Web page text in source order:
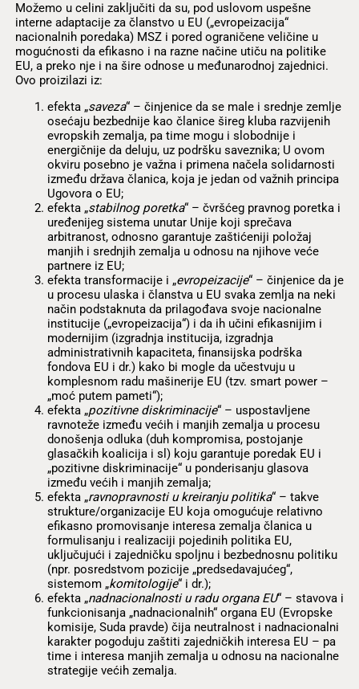
Možemo u celini zaključiti da su, pod uslovom uspešne
interne adaptacije za članstvo u EU („evropeizacija“
nacionalnih poredaka) MSZ i pored ograničene veličine u
mogućnosti da efikasno i na razne načine utiču na politike
EU, a preko nje i na šire odnose u međunarodnoj zajednici.
Ovo proizilazi iz:
efekta „saveza“ – činjenice da se male i srednje zemlje
osećaju bezbednije kao članice šireg kluba razvijenih
evropskih zemalja, pa time mogu i slobodnije i
energičnije da deluju, uz podršku saveznika; U ovom
okviru posebno je važna i primena načela solidarnosti
između država članica, koja je jedan od važnih principa
Ugovora o EU;
efekta „stabilnog poretka“ – čvršćeg pravnog poretka i
uređenijeg sistema unutar Unije koji sprečava
arbitranost, odnosno garantuje zaštićeniji položaj
manjih i srednjih zemalja u odnosu na njihove veće
partnere iz EU;
efekta transformacije i „evropeizacije“ – činjenice da je
u procesu ulaska i članstva u EU svaka zemlja na neki
način podstaknuta da prilagođava svoje nacionalne
institucije („evropeizacija“) i da ih učini efikasnijim i
modernijim (izgradnja institucija, izgradnja
administrativnih kapaciteta, finansijska podrška
fondova EU i dr.) kako bi mogle da učestvuju u
komplesnom radu mašinerije EU (tzv. smart power –
„moć putem pameti“);
efekta „pozitivne diskriminacije“ – uspostavljene
ravnoteže između većih i manjih zemalja u procesu
donošenja odluka (duh kompromisa, postojanje
glasačkih koalicija i sl) koju garantuje poredak EU i
„pozitivne diskriminacije“ u ponderisanju glasova
između većih i manjih zemalja;
efekta „ravnopravnosti u kreiranju politika“ – takve
strukture/organizacije EU koja omogućuje relativno
efikasno promovisanje interesa zemalja članica u
formulisanju i realizaciji pojedinih politika EU,
uključujući i zajedničku spoljnu i bezbednosnu politiku
(npr. posredstvom pozicije „predsedavajućeg“,
sistemom „komitologije“ i dr.);
efekta „nadnacionalnosti u radu organa EU“ – stavova i
funkcionisanja „nadnacionalnih“ organa EU (Evropske
komisije, Suda pravde) čija neutralnost i nadnacionalni
karakter pogoduju zaštiti zajedničkih interesa EU – pa
time i interesa manjih zemalja u odnosu na nacionalne
strategije većih zemalja.